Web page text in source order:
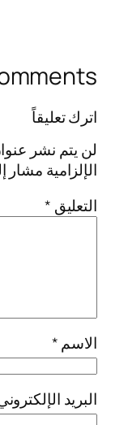
اترك تعليقاً
لن يتم نشر
الإلزامية مشار
التعليق *
الاسم*
البريد